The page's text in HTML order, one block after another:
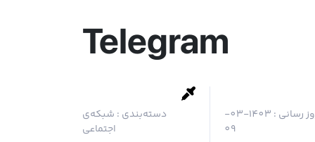
Telegram
رسانی :
1403-03-
09
دسته‌بندی : شبکه‌ی
اجتماعی